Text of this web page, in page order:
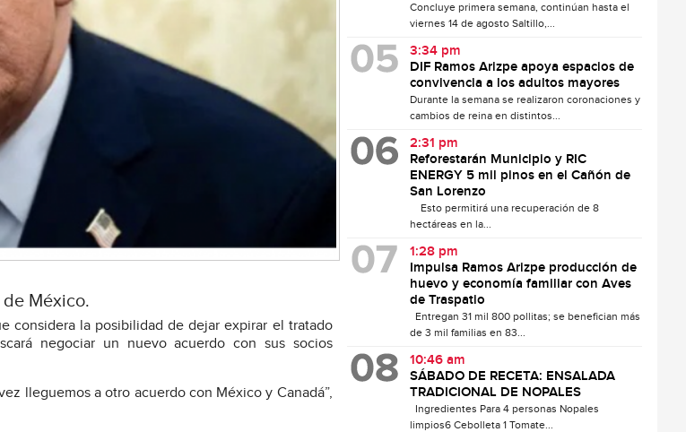
México.
considera la posibilidad de dejar expirar el tratado
negociar un nuevo acuerdo con sus socios
lleguemos a otro acuerdo con México y Canadá”,
Concluye primera semana, continúan hasta el
viernes 14 de agosto Saltillo,...
3:34 pm
DIF Ramos Arizpe apoya espacios de
convivencia a los adultos mayores
Durante la semana se realizaron coronaciones y
cambios de reina en distintos...
2:31 pm
Reforestarán Municipio y RIC
ENERGY 5 mil pinos en el Cañón de
San Lorenzo
Esto permitirá una recuperación de 8
hectáreas en la...
1:28 pm
Impulsa Ramos Arizpe producción de
huevo y economía familiar con Aves
de Traspatio
Entregan 31 mil 800 pollitas; se benefician más
de 3 mil familias en 83...
10:46 am
SÁBADO DE RECETA: ENSALADA
TRADICIONAL DE NOPALES
Ingredientes Para 4 personas Nopales
limpios6 Cebolleta 1 Tomate...